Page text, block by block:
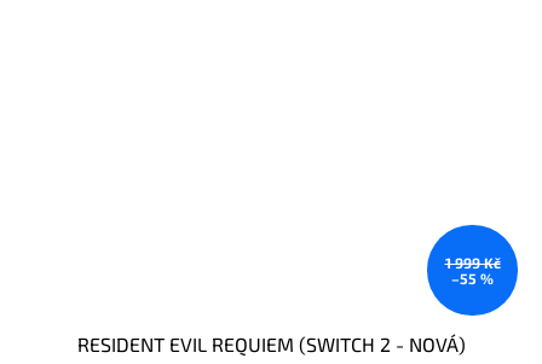
1 999 Kč
–55 %
RESIDENT EVIL REQUIEM (SWITCH 2 - NOVÁ)